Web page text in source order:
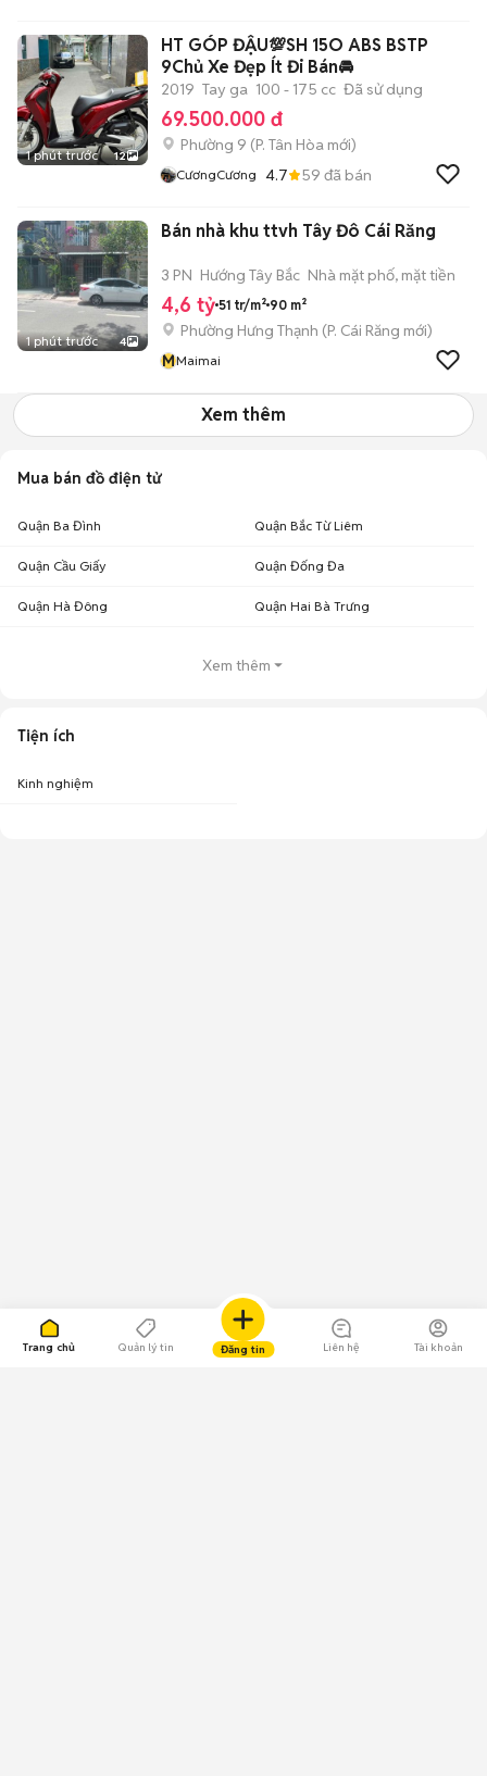
Trang chủ Quản lý tin Đăng tin Liên hệ Tài khoản
1 phút trước 12
HT GÓP ĐẬU💯SH 15O ABS BSTP
9Chủ Xe Đẹp Ít Đi Bán🚘
2019 Tay ga 100 - 175 cc Đã sử dụng
69.500.000 đ
Phường 9 (P. Tân Hòa mới)
CươngCương 4.7 59 đã bán
1 phút trước 4
Bán nhà khu ttvh Tây Đô Cái Răng
3 PN Hướng Tây Bắc Nhà mặt phố, mặt tiền
4,6 tỷ 51 tr/m² 90 m²
Phường Hưng Thạnh (P. Cái Răng mới)
MMaimai
Xem thêm
Mua bán đồ điện tử
Quận Ba Đình Quận Bắc Từ Liêm
Quận Cầu Giấy Quận Đống Đa
Quận Hà Đông Quận Hai Bà Trưng
Xem thêm
Tiện ích
Kinh nghiệm